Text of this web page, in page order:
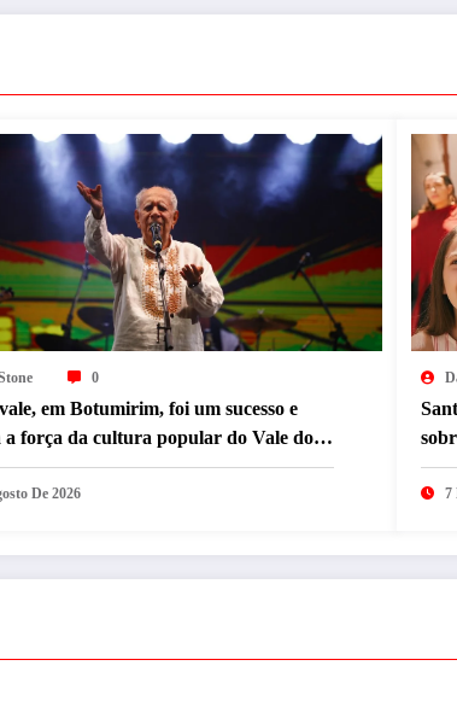
0
em Botumirim, foi um sucesso e
a força da cultura popular do Vale do
De 2026 7